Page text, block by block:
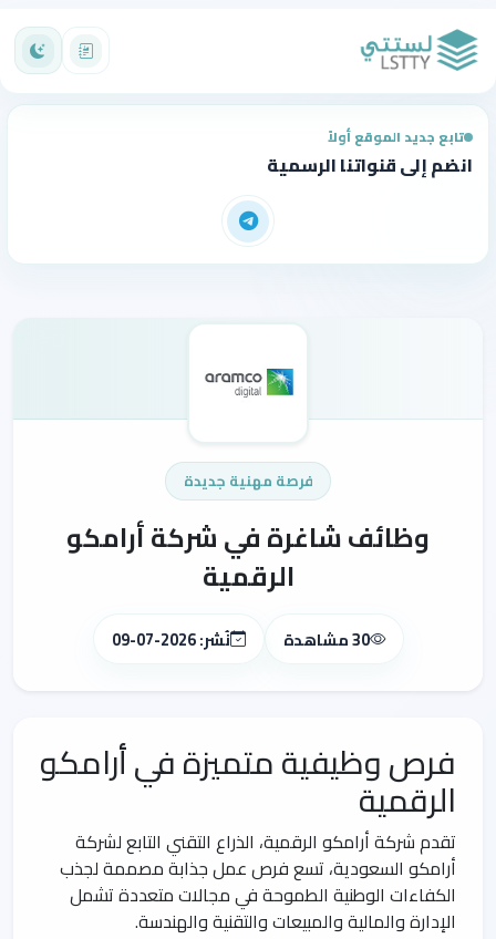
تابع جديد الموقع أولاً
انضم إلى قنواتنا الرسمية
فرصة مهنية جديدة
وظائف شاغرة في شركة أرامكو
الرقمية
30 مشاهدة نُشر: 2026-07-09
فرص وظيفية متميزة في أرامكو
الرقمية
تقدم شركة أرامكو الرقمية، الذراع التقني التابع لشركة
أرامكو السعودية، تسع فرص عمل جذابة مصممة لجذب
الكفاءات الوطنية الطموحة في مجالات متعددة تشمل
الإدارة والمالية والمبيعات والتقنية والهندسة.